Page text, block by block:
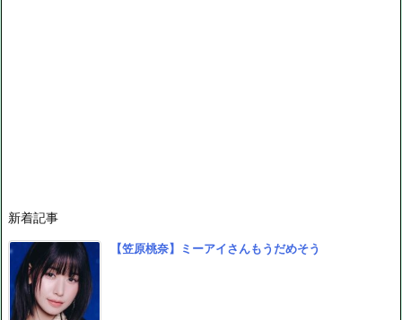
新着記事
【笠原桃奈】ミーアイさんもうだめそう